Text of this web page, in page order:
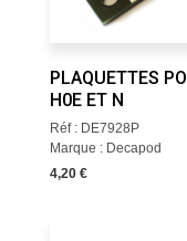
PLAQUETTES
H0E ET N
Réf : DE7928P
Marque : Decapod
4,20 €